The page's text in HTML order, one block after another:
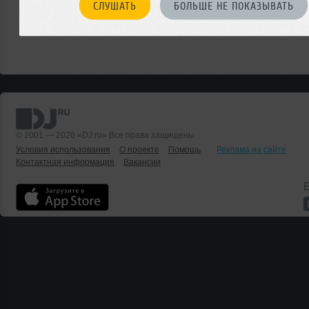
СЛУШАТЬ БОЛЬШЕ НЕ ПОКАЗЫВАТЬ
© 2001 — 2026 «DJ.ru» Все права защищены.
Условия использования
О проекте Помощь
Реклама на сайте
Контактная информация
Вакансии